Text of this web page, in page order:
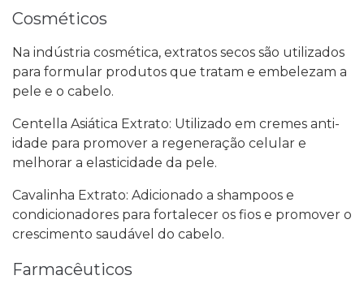
Cosméticos
Na indústria cosmética, extratos secos são utilizados
para formular produtos que tratam e embelezam a
pele e o cabelo.
Centella Asiática Extrato: Utilizado em cremes anti-
idade para promover a regeneração celular e
melhorar a elasticidade da pele.
Cavalinha Extrato: Adicionado a shampoos e
condicionadores para fortalecer os fios e promover o
crescimento saudável do cabelo.
Farmacêuticos